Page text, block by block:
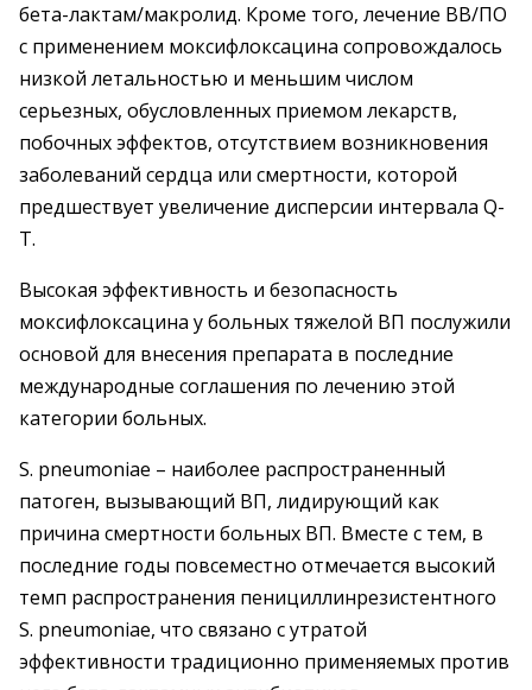
бета-лактам/макролид. Кроме того, лечение ВВ/ПО
с применением моксифлоксацина сопровождалось
низкой летальностью и меньшим числом
серьезных, обусловленных приемом лекарств,
побочных эффектов, отсутствием возникновения
заболеваний сердца или смертности, которой
предшествует увеличение дисперсии интервала Q-
T.
Высокая эффективность и безопасность
моксифлоксацина у больных тяжелой ВП послужили
основой для внесения препарата в последние
международные соглашения по лечению этой
категории больных.
S. pneumoniae – наиболее распространенный
патоген, вызывающий ВП, лидирующий как
причина смертности больных ВП. Вместе с тем, в
последние годы повсеместно отмечается высокий
темп распространения пенициллинрезистентного
S. pneumoniae, что связано с утратой
эффективности традиционно применяемых против